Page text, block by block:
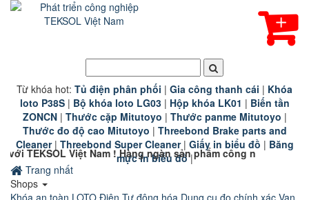
Từ khóa hot: Tủ điện phân phối | Gia công thanh cái | Khóa
loto P38S| Bộ khóa loto LG03| Hộp khóa LK01 | Biến tần
ZONCN| Thước cặp Mitutoyo | Thước panme Mitutoyo |
Thước đo độ cao Mitutoyo | Threebond Brake parts and
Cleaner| Threebond Super Cleaner| Giấy in biểu đồ | Băng
mực in biểu đồ |
Nam ! Hàng ngàn sản phẩm công nghiệp chính hãng
Trang nhất
Shops
Khóa an toàn LOTO Điện Tự động hóa Dụng cụ đo chính xác Van